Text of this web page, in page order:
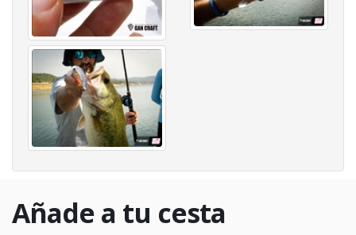
Añade a tu cesta